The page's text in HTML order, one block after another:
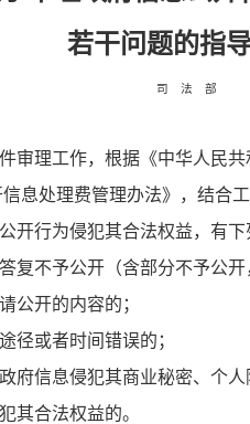
若干问题的指
司 法 部
理工作，根据《中华人民
息处理费管理办法》，结合
行为侵犯其合法权益，有下
复不予公开（含部分不予公
公开的内容的；
径或者时间错误的；
府信息侵犯其商业秘密、个人
其合法权益的。